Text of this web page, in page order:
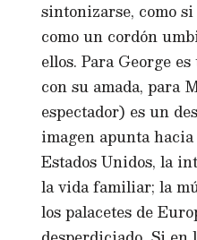
sintonizarse, como
como un cordón
ellos. Para George
con su amada, para
espectador) es un
imagen apunta
Estados Unidos, la
la vida familiar; la
los palacetes de